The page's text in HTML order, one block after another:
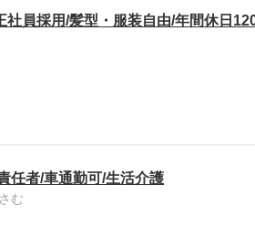
員採用/髪型・服装自由/年間休日
任者/車通勤可/生活介護
む